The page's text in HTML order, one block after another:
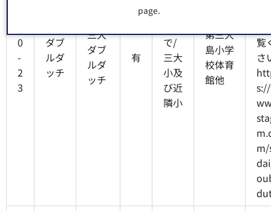
page.
0
-
2
3
ダブ
ルダ
ッチ
三大
ダブ
ルダ
ッチ
有
で/
三大
小及
び近
隣小
第三大
島小学
校体育
館他
覧
さ